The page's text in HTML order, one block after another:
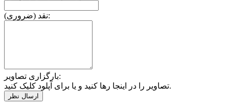
نقد (ضروری):
بارگزاری تصاویر:
تصاویر را در اینجا رها کنید و یا برای آپلود کلیک کنید.